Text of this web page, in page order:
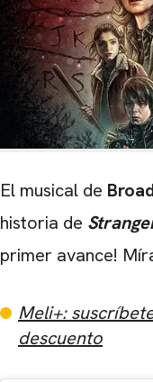
El musical de
historia de
primer avance!
Meli+:
descuento